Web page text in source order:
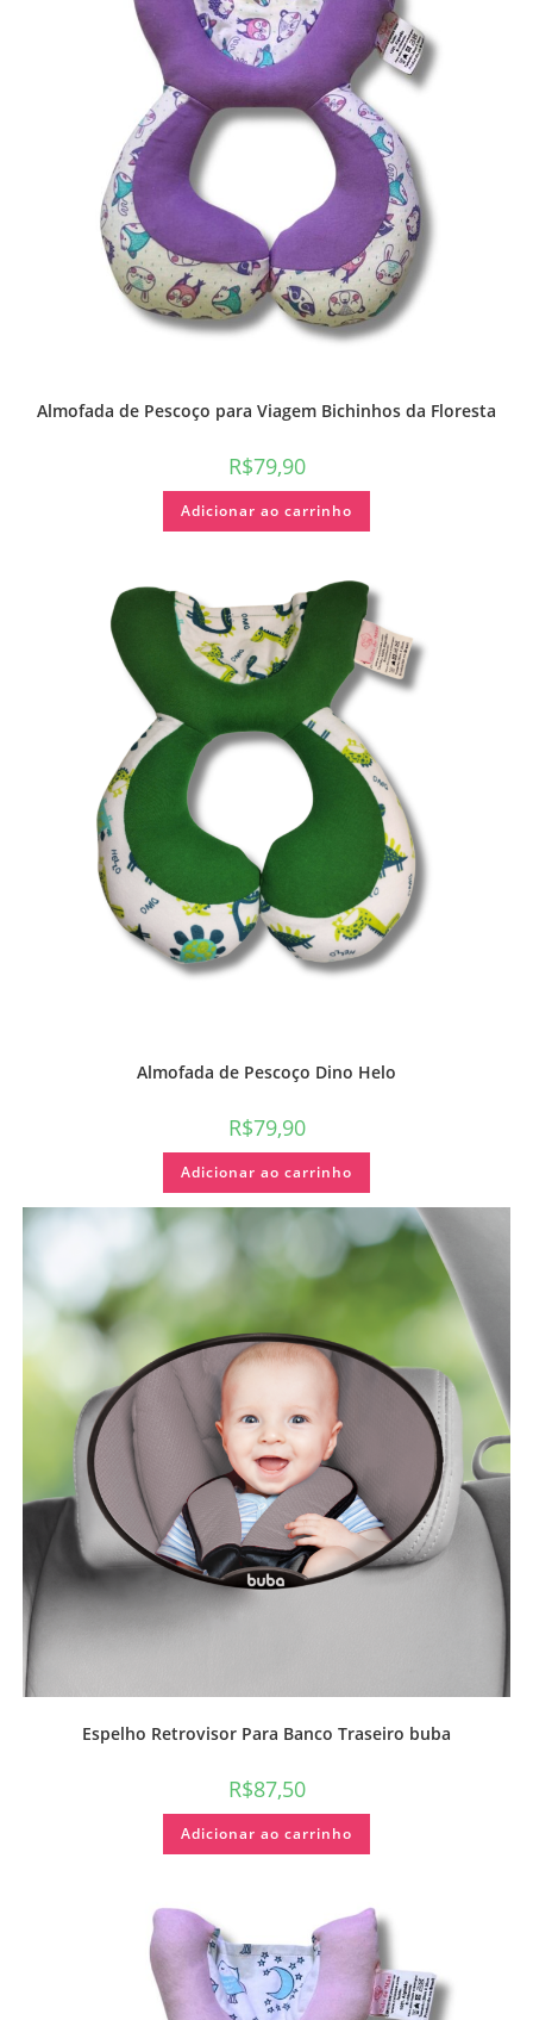
Almofada de Pescoço para Viagem Bichinhos da Floresta
R$79,90
Adicionar ao carrinho
Almofada de Pescoço Dino Helo
R$79,90
Adicionar ao carrinho
Espelho Retrovisor Para Banco Traseiro buba
R$87,50
Adicionar ao carrinho